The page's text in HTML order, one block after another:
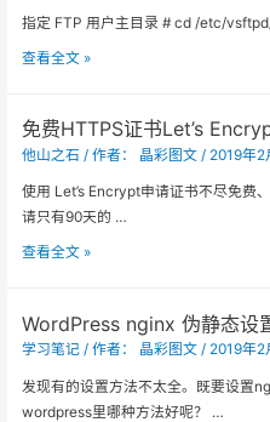
添
购
车，
添
查
看
产
Loop
指定 FTP 用户主目录 # cd /etc/
指
用
户
主
目
查看全文 »
免费HTTPS证书Let’s
他山之石 / 作者： 晶彩图文 / 2019年2
使用 Let’s Encrypt申请证书不尽免费
请只有90天的 …
免
证
书
Let’s
Encrypt
查看全文 »
WordPress nginx 伪静态设
学习笔记 / 作者： 晶彩图文 / 2019年2
发现有的设置方法不太全。既要设置
wordpress里哪种方法好呢？ …